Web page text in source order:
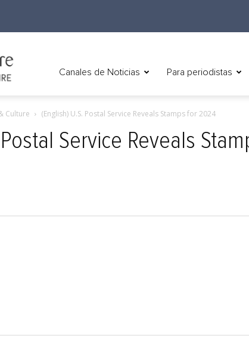
Canales de Noticias Para periodistas
Culture (English) U.S. Postal Service Reveals Stamps for 2024
Service Reveals